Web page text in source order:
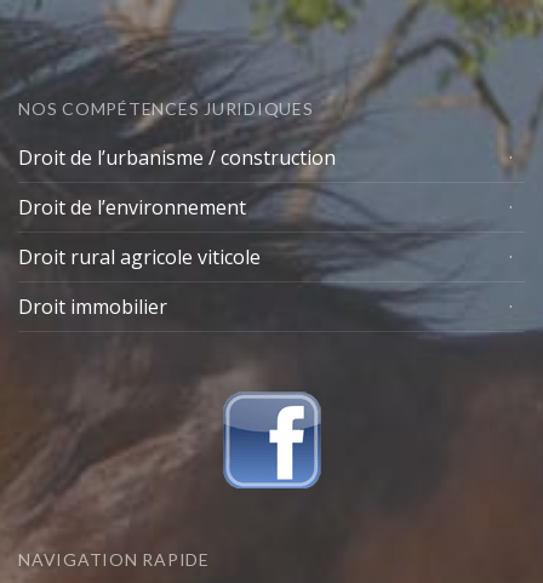
NOS COMPÉTENCES JURIDIQUES
Droit de l’urbanisme / construction
Droit de l’environnement
Droit rural agricole viticole
Droit immobilier
NAVIGATION RAPIDE